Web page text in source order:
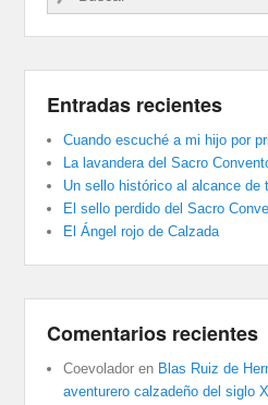
Entradas recientes
Cuando escuché a mi hijo por
La lavandera del Sacro
Un sello histórico al alcance de
El sello perdido del Sacro
El Ángel rojo de Calzada
Comentarios recientes
Coevolador en Blas Ruiz de
aventurero calzadeño del siglo